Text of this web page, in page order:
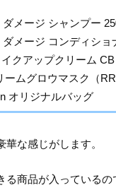
ダメージ シャンプー
ダメージ コンディショ
イクアップクリーム
ームグロウマスク（
オリジナルバッグ
な感じがします。
る商品が入っているの